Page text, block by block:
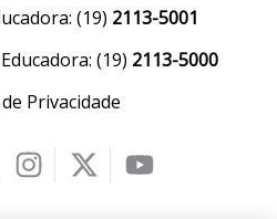
(19) 2113-5001
(19) 2113-5000
Privacidade